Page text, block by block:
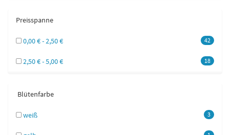
Preisspanne
42
0,00 € - 2,50 €
18
2,50 € - 5,00 €
Blütenfarbe
3
weiß